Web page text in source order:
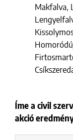
Makfalva,
Íme a civil
akció